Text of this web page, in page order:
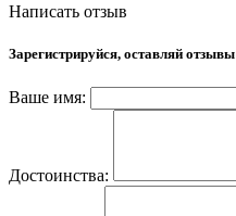
Написать отзыв
Зарегистрируйся, оставляй
Ваше имя:
Достоинства: